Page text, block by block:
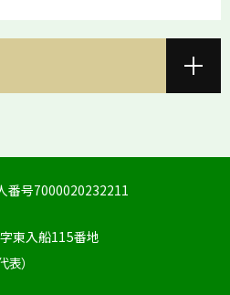
番号7000020232211
東入船115番地
）